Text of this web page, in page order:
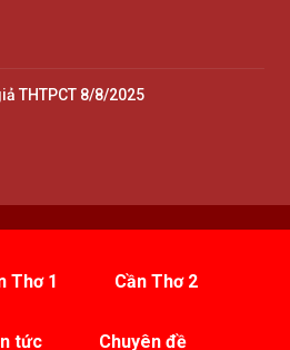
THTPCT 8/8/2025
Thơ 1 Cần Thơ 2
tức Chuyên đề